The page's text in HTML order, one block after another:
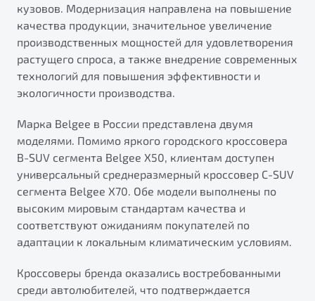
кузовов. Модернизация направлена на повышение
качества продукции, значительное увеличение
производственных мощностей для удовлетворения
растущего спроса, а также внедрение современных
технологий для повышения эффективности и
экологичности производства.
Марка Belgee в России представлена двумя
моделями. Помимо яркого городского кроссовера
B-SUV сегмента Belgee X50, клиентам доступен
универсальный среднеразмерный кроссовер C-SUV
сегмента Belgee X70. Обе модели выполнены по
высоким мировым стандартам качества и
соответствуют ожиданиям покупателей по
адаптации к локальным климатическим условиям.
Кроссоверы бренда оказались востребованными
среди автолюбителей, что подтверждается